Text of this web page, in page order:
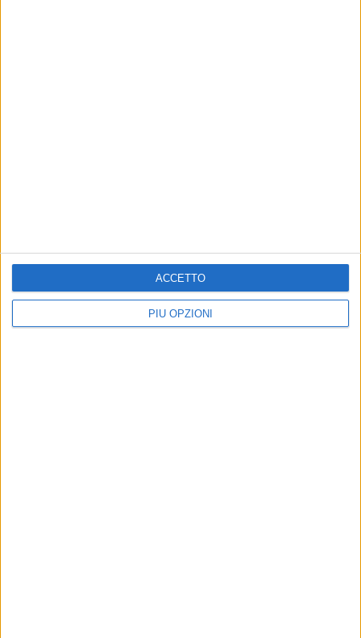
PIÙ OPZIONI
ACCETTO